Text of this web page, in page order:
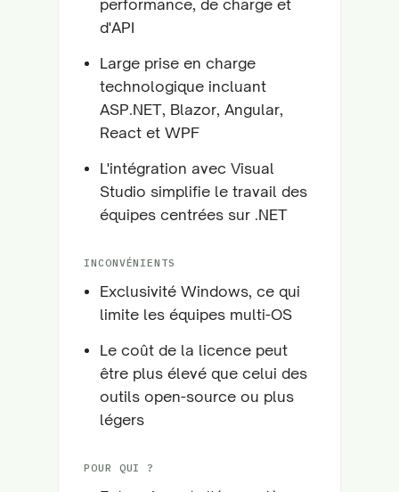
performance, de charge et
d'API
Large prise en charge
technologique incluant
ASP.NET, Blazor, Angular,
React et WPF
L'intégration avec Visual
Studio simplifie le travail des
équipes centrées sur .NET
INCONVÉNIENTS
Exclusivité Windows, ce qui
limite les équipes multi-OS
Le coût de la licence peut
être plus élevé que celui des
outils open-source ou plus
légers
POUR QUI ?